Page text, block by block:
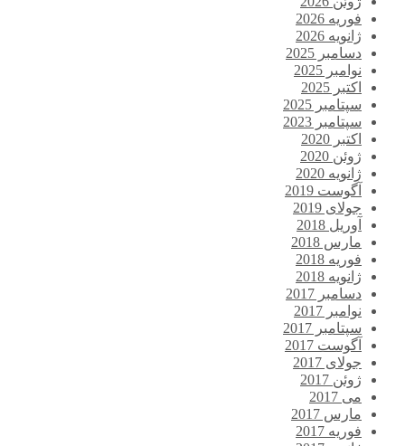
فوریه 2026
ژانویه 2026
دسامبر 2025
نوامبر 2025
اکتبر 2025
سپتامبر 2025
سپتامبر 2023
اکتبر 2020
ژوئن 2020
ژانویه 2020
آگوست 2019
جولای 2019
آوریل 2018
مارس 2018
فوریه 2018
ژانویه 2018
دسامبر 2017
نوامبر 2017
سپتامبر 2017
آگوست 2017
جولای 2017
ژوئن 2017
می 2017
مارس 2017
فوریه 2017